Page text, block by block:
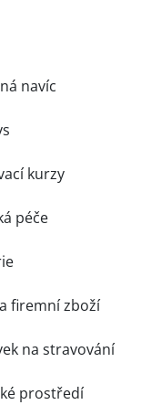
navíc
kurzy
péče
firemní zboží
na stravování
prostředí